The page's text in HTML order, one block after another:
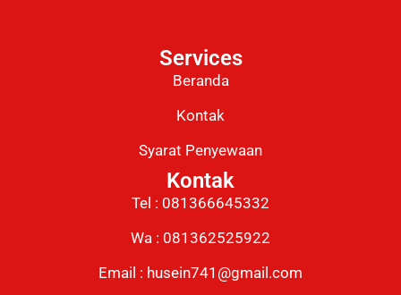
Services
Beranda
Kontak
Syarat Penyewaan
Kontak
Tel : 081366645332
Wa : 081362525922
Email : husein741@gmail.com